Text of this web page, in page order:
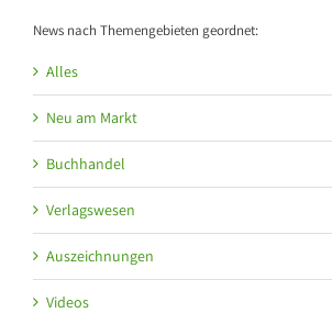
News nach Themengebieten geordnet:
Alles
Neu am Markt
Buchhandel
Verlagswesen
Auszeichnungen
Videos